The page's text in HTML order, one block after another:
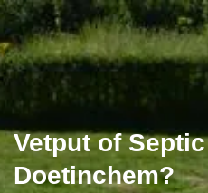
Vetput of
Doetinchem?